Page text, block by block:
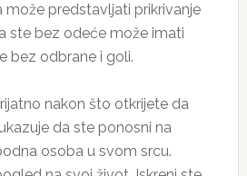
može predstavljati prikrivanje
ste bez odeće može imati
bez odbrane i goli.
nakon što otkrijete da
da ste ponosni na
osoba u svom srcu.